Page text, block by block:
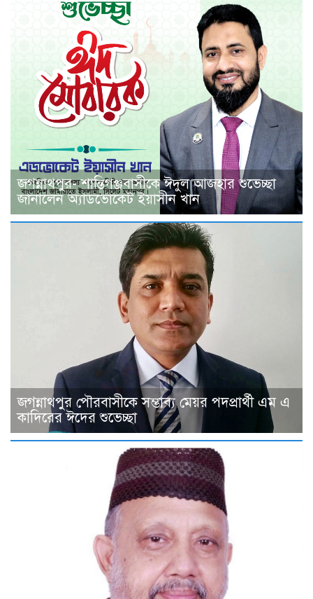
জগন্নাথপুর- শান্তিগঞ্জবাসীকে ঈদুল আজহার শুভেচ্ছা
জানালেন অ্যাডভোকেট ইয়াসীন খান
জগন্নাথপুর পৌরবাসীকে সম্ভাব্য মেয়র পদপ্রার্থী এম এ
কাদিরের ঈদের শুভেচ্ছা